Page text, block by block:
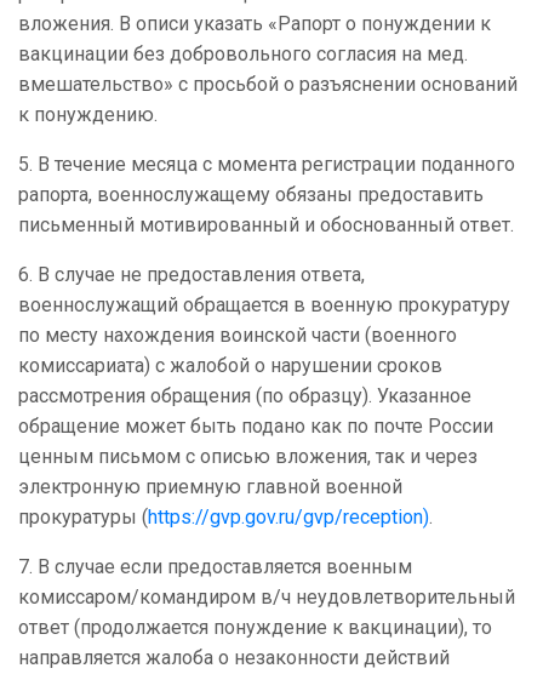
вложения. В описи указать «Рапорт о понуждении к
вакцинации без добровольного согласия на мед.
вмешательство» с просьбой о разъяснении оснований
к понуждению.
5. В течение месяца с момента регистрации поданного
рапорта, военнослужащему обязаны предоставить
письменный мотивированный и обоснованный ответ.
6. В случае не предоставления ответа,
военнослужащий обращается в военную прокуратуру
по месту нахождения воинской части (военного
комиссариата) с жалобой о нарушении сроков
рассмотрения обращения (по образцу). Указанное
обращение может быть подано как по почте России
ценным письмом с описью вложения, так и через
электронную приемную главной военной
прокуратуры (https://gvp.gov.ru/gvp/reception).
7. В случае если предоставляется военным
комиссаром/командиром в/ч неудовлетворительный
ответ (продолжается понуждение к вакцинации), то
направляется жалоба о незаконности действий